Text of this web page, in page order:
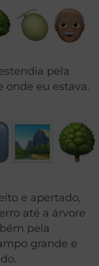
pela
onde eu estava.
e apertado,
até a árvore
pela
grande e